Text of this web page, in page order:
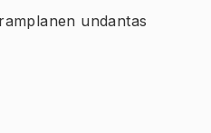
undantas